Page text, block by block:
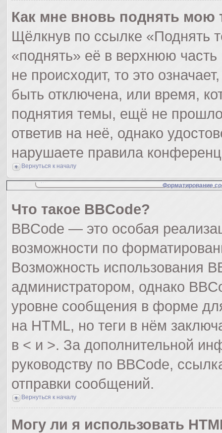
Как мне вновь поднять мою
Щёлкнув по ссылке «Поднять
«поднять» её в верхнюю
не происходит, то это
быть отключена, или время,
поднятия темы, ещё не
ответив на неё, однако
нарушаете правила
Вернуться к началу
Форматирование
Что такое BBCode?
BBCode — это особая
возможности по
Возможность использования
администратором, однако
уровне сообщения в форме
на HTML, но теги в нём
в < и >. За дополнительной
руководству по BBCode,
отправки сообщений.
Вернуться к началу
Могу ли я использовать